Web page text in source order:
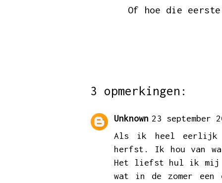
Of hoe die
3 opmerkingen:
Unknown 23 september
Als ik heel eerlijk
herfst. Ik hou van
Het liefst hul ik mij
wat in de zomer